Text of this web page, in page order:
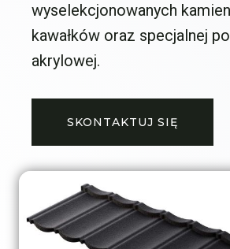
wyselekcjonowanych
kawałków oraz specjalnej
akrylowej.
SKONTAKTUJ SIĘ